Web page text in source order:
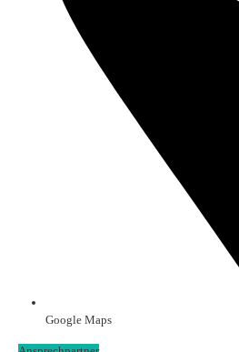
Google Maps